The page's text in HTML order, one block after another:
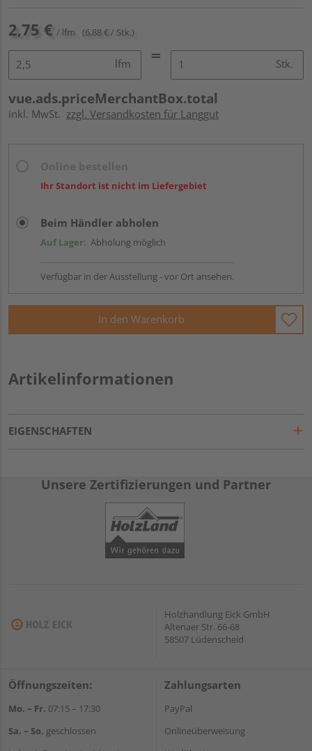
2,75 € / lfm (6,88 € / Stk.)
lfm Stk.
vue.ads.priceMerchantBox.total
inkl. MwSt. zzgl. Versandkosten für Langgut
Ihr Standort ist nicht im Liefergebiet
Beim Händler abholen
Auf Lager: Abholung möglich
Verfügbar in der Ausstellung - vor Ort ansehen.
In den Warenkorb
Artikelinformationen
EIGENSCHAFTEN
Unsere Zertifizierungen und Partner
Holzhandlung Eick GmbH
Altenaer Str. 66-68
58507 Lüdenscheid
Öffnungszeiten:
Mo. – Fr. 07:15 – 17:30
Sa. – So. geschlossen
Zahlungsarten
PayPal
Onlineüberweisung